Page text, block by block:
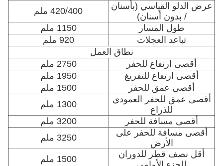
عرض الدلو القياسي (بأسنان
/ بدون أسنان)
420/400 ملم
طول المسار
1150 ملم
تباعد العجلات
920 ملم
نطاق العمل
أقصى ارتفاع للحفر
2750 ملم
أقصى ارتفاع للتفريغ
1950 ملم
أقصى عمق للحفر
1500 ملم
أقصى عمق للحفر العمودي
للذراع
1300 ملم
أقصى مسافة للحفر
3200 ملم
أقصى مسافة للحفر على
الأرض
3250 ملم
أقل نصف قطر للدوران
1500 ملم